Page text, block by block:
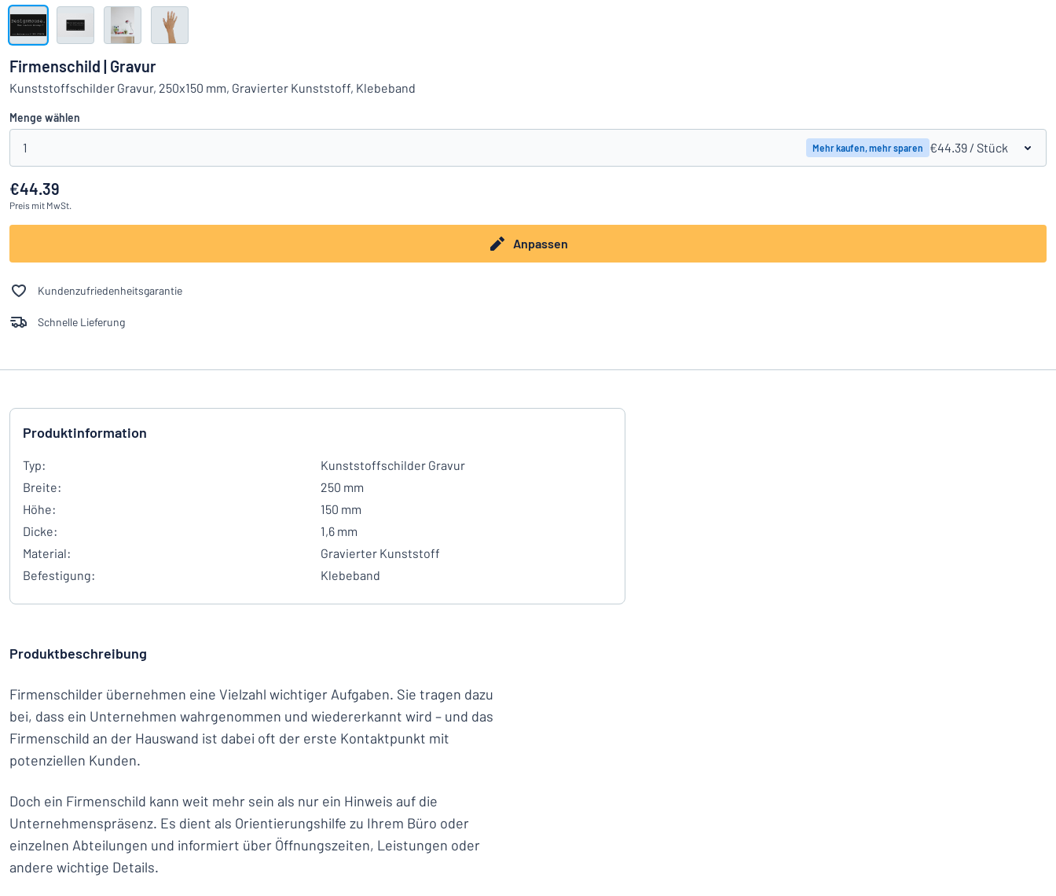
Das Gesuchte nicht gefunden?
Alle Kategorien anzeigen
Einloggen
Kundenservice
Privat
Firmenschild | Gravur
Kunststoffschilder Gravur, 250x150 mm, Gravierter Kunststoff, Klebeband
Menge wählen
1 Mehr kaufen, mehr sparen €44.39 / Stück
€44.39
Preis mit MwSt.
Anpassen
Kundenzufriedenheitsgarantie
Schnelle Lieferung
Produktinformation
Typ:
Kunststoffschilder Gravur
Breite:
250 mm
Höhe:
150 mm
Dicke:
1,6 mm
Material:
Gravierter Kunststoff
Befestigung:
Klebeband
Produktbeschreibung
Firmenschilder übernehmen eine Vielzahl wichtiger Aufgaben. Sie tragen dazu
bei, dass ein Unternehmen wahrgenommen und wiedererkannt wird – und das
Firmenschild an der Hauswand ist dabei oft der erste Kontaktpunkt mit
potenziellen Kunden.
Doch ein Firmenschild kann weit mehr sein als nur ein Hinweis auf die
Unternehmenspräsenz. Es dient als Orientierungshilfe zu Ihrem Büro oder
einzelnen Abteilungen und informiert über Öffnungszeiten, Leistungen oder
andere wichtige Details.